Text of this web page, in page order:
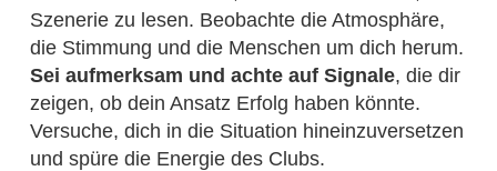
Szenerie zu lesen. Beobachte die Atmosphäre,
die Stimmung und die Menschen um dich herum.
Sei aufmerksam und achte auf Signale, die dir
zeigen, ob dein Ansatz Erfolg haben könnte.
Versuche, dich in die Situation hineinzuversetzen
und spüre die Energie des Clubs.